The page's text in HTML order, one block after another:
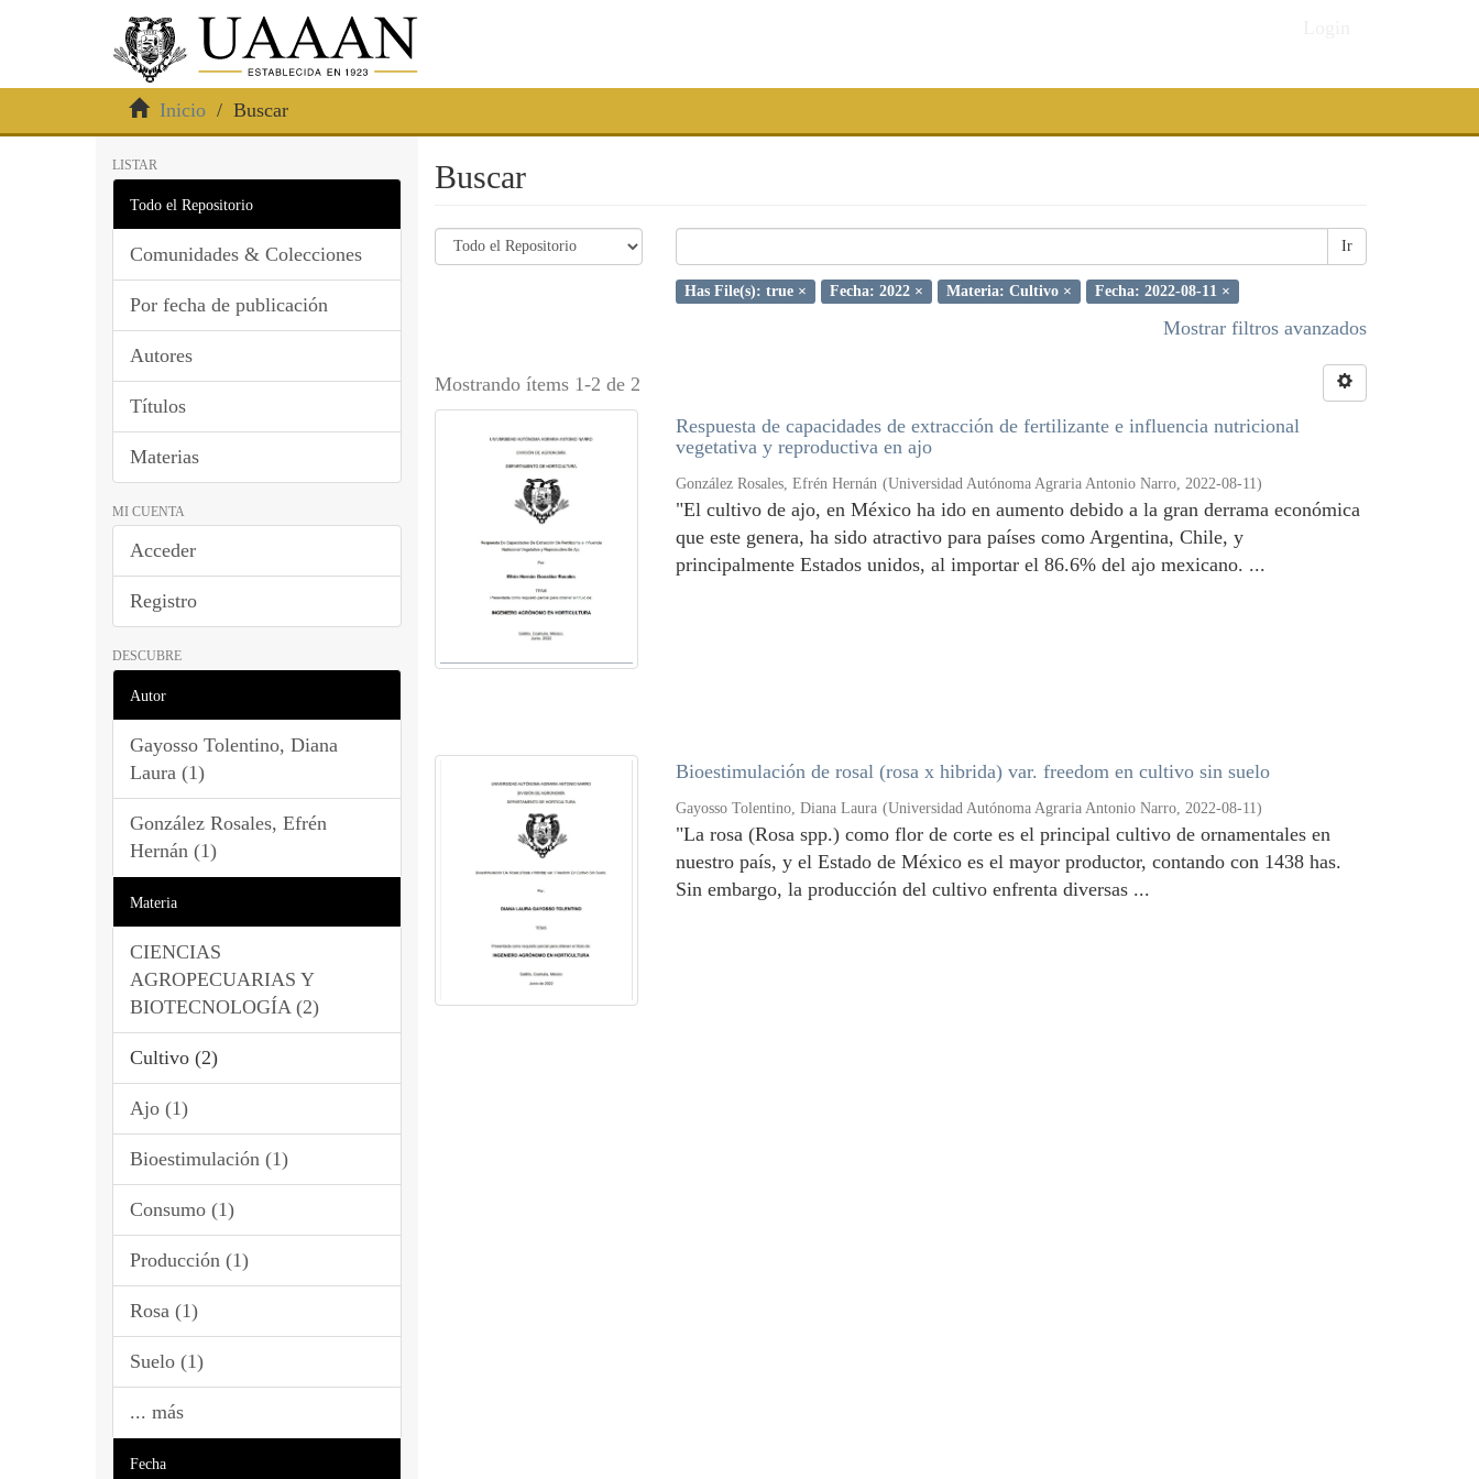
Inicio Buscar
LISTAR
Todo el Repositorio
Comunidades & Colecciones
Por fecha de publicación
Autores
Títulos
Materias
MI CUENTA
Acceder
Registro
DESCUBRE
Autor
Gayosso Tolentino, Diana
Laura (1)
González Rosales, Efrén
Hernán (1)
Materia
CIENCIAS
AGROPECUARIAS Y
BIOTECNOLOGÍA (2)
Cultivo (2)
Ajo (1)
Bioestimulación (1)
Consumo (1)
Producción (1)
Rosa (1)
Suelo (1)
... más
Fecha
Buscar
Ir
Has File(s): true × Fecha: 2022 × Materia: Cultivo × Fecha: 2022-08-11 ×
Mostrar filtros avanzados
Mostrando ítems 1-2 de 2
Respuesta de capacidades de extracción de fertilizante e influencia nutricional
vegetativa y reproductiva en ajo
González Rosales, Efrén Hernán (Universidad Autónoma Agraria Antonio Narro, 2022-08-11)
"El cultivo de ajo, en México ha ido en aumento debido a la gran derrama económica
que este genera, ha sido atractivo para países como Argentina, Chile, y
principalmente Estados unidos, al importar el 86.6% del ajo mexicano. ...
Bioestimulación de rosal (rosa x hibrida) var. freedom en cultivo sin suelo
Gayosso Tolentino, Diana Laura (Universidad Autónoma Agraria Antonio Narro, 2022-08-11)
"La rosa (Rosa spp.) como flor de corte es el principal cultivo de ornamentales en
nuestro país, y el Estado de México es el mayor productor, contando con 1438 has.
Sin embargo, la producción del cultivo enfrenta diversas ...